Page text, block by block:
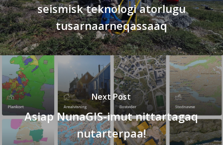
seismisk teknologi atorlugu
tusarnaarneqassaaq
Next Post
Asiap NunaGIS-imut nittartagaq
nutarterpaa!